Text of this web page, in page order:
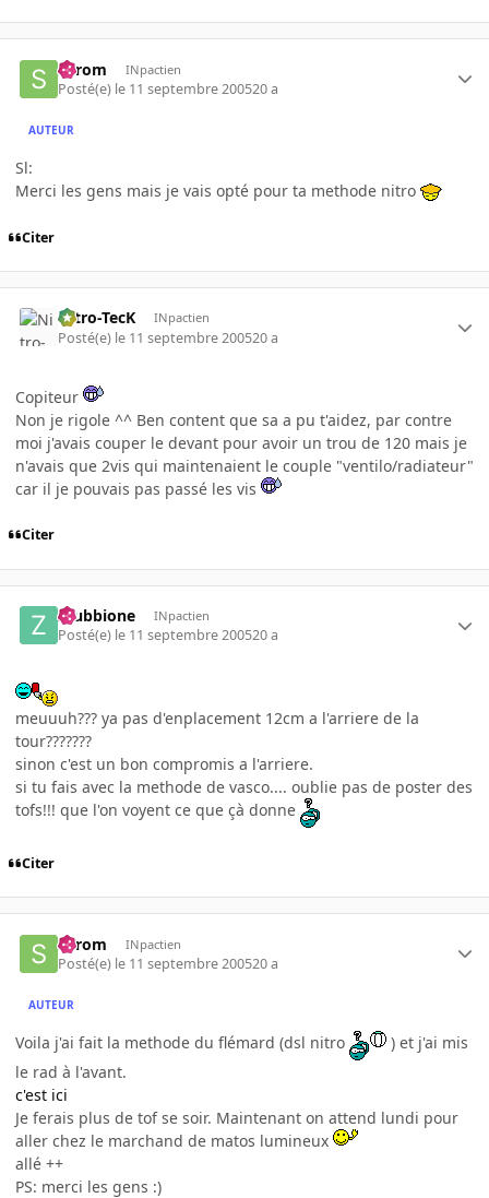
Serom INpactien
Posté(e) le 11 septembre 200520 a
AUTEUR
Sl:
Merci les gens mais je vais opté pour ta methode nitro
Citer
Nitro-TecK INpactien
Posté(e) le 11 septembre 200520 a
Copiteur
Non je rigole ^^ Ben content que sa a pu t'aidez, par contre
moi j'avais couper le devant pour avoir un trou de 120 mais je
n'avais que 2vis qui maintenaient le couple "ventilo/radiateur"
car il je pouvais pas passé les vis
Citer
zzubbione INpactien
Posté(e) le 11 septembre 200520 a
meuuuh??? ya pas d'enplacement 12cm a l'arriere de la
tour???????
sinon c'est un bon compromis a l'arriere.
si tu fais avec la methode de vasco.... oublie pas de poster des
tofs!!! que l'on voyent ce que çà donne
Citer
Serom INpactien
Posté(e) le 11 septembre 200520 a
AUTEUR
Voila j'ai fait la methode du flémard (dsl nitro
) et j'ai mis
le rad à l'avant.
c'est ici
Je ferais plus de tof se soir. Maintenant on attend lundi pour
aller chez le marchand de matos lumineux
allé ++
PS: merci les gens :)